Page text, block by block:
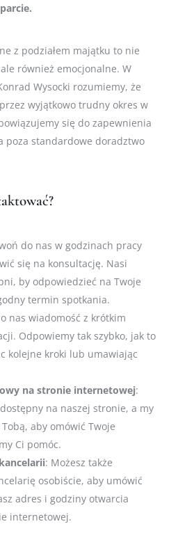
z podziałem majątku to nie
również emocjonalne. W
Wysocki rozumiemy, że
wyjątkowo trudny okres w
się do zapewnienia
poza standardowe doradztwo
do nas w godzinach pracy
się na konsultację. Nasi
by odpowiedzieć na Twoje
termin spotkania.
nas wiadomość z krótkim
Odpowiemy tak szybko, jak to
kolejne kroki lub umawiając
na stronie internetowej:
na naszej stronie, a my
aby omówić Twoje
Ci pomóc.
: Możesz także
osobiście, aby umówić
adres i godziny otwarcia
internetowej.